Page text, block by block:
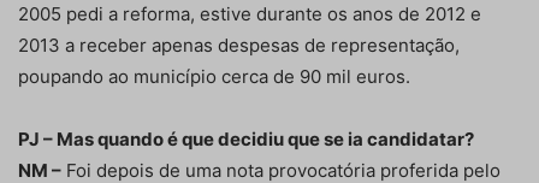
2005 pedi a reforma, estive durante os anos de 2012 e
2013 a receber apenas despesas de representação,
poupando ao município cerca de 90 mil euros.
PJ – Mas quando é que decidiu que se ia candidatar?
NM – Foi depois de uma nota provocatória proferida pelo